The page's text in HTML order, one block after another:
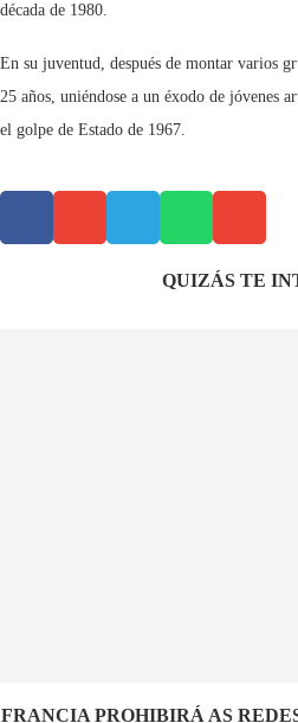
década de 1980.
En su juventud, después de montar varios
25 años, uniéndose a un éxodo de jóvenes
el golpe de Estado de 1967.
QUIZÁS TE
FRANCIA PROHIBIRÁ AS